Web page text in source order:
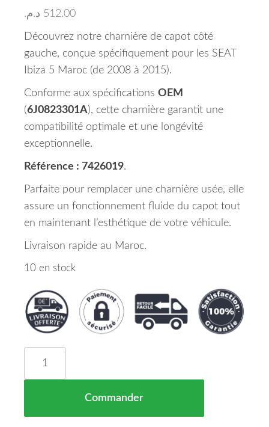
512.00 د.م.
Découvrez notre charnière de capot côté
gauche, conçue spécifiquement pour les SEAT
Ibiza 5 Maroc (de 2008 à 2015).
Conforme aux spécifications OEM
(6J0823301A), cette charnière garantit une
compatibilité optimale et une longévité
exceptionnelle.
Référence : 7426019.
Parfaite pour remplacer une charnière usée, elle
assure un fonctionnement fluide du capot tout
en maintenant l’esthétique de votre véhicule.
Livraison rapide au Maroc.
10 en stock
Commander